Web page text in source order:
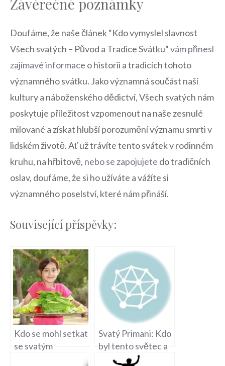
Doufáme, že naše‌ článek ​“Kdo ⁤vymyslel slavnost
Všech svatých – ⁢Původ a ⁢Tradice Svátku“vám přinesl
zajímavé informace o historii a tradicích ⁣tohoto
významného svátku. Jako významná součást‍ naší‌
kultury a náboženského ⁤dědictví,⁤ Všech ⁣svatých ‍nám
poskytuje příležitost vzpomenout na⁣ naše zesnulé
milované a získat⁢ hlubší ⁤porozumění významu smrti v
lidském životě. Ať už trávíte tento⁣ svátek v rodinném
kruhu,‍ na hřbitově, nebo se zapojujete do ⁢tradičních
oslav, doufáme, ​že si ho užíváte a vážíte⁤ si
významného poselství, které nám ⁢přináší.
Související příspěvky:
Kdo se mohl setkat
se svatým
Svatý Primani: Kdo
byl tento světec a
co představuje?